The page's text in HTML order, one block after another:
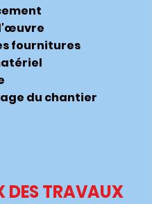
fournitures
du chantier
DES TRAVAUX